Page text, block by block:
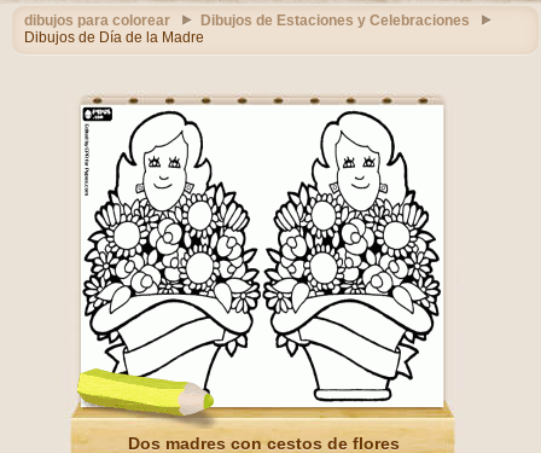
dibujos para colorear
Dibujos de Estaciones y Celebraciones
Dibujos de Día de la Madre
Dos madres con cestos de flores